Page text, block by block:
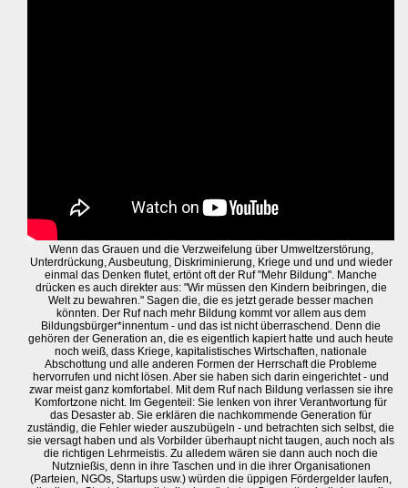
Wenn das Grauen und die Verzweifelung über Umweltzerstörung,
Unterdrückung, Ausbeutung, Diskriminierung, Kriege und und und wieder
einmal das Denken flutet, ertönt oft der Ruf "Mehr Bildung". Manche
drücken es auch direkter aus: "Wir müssen den Kindern beibringen, die
Welt zu bewahren." Sagen die, die es jetzt gerade besser machen
könnten. Der Ruf nach mehr Bildung kommt vor allem aus dem
Bildungsbürger*innentum - und das ist nicht überraschend. Denn die
gehören der Generation an, die es eigentlich kapiert hatte und auch heute
noch weiß, dass Kriege, kapitalistisches Wirtschaften, nationale
Abschottung und alle anderen Formen der Herrschaft die Probleme
hervorrufen und nicht lösen. Aber sie haben sich darin eingerichtet - und
zwar meist ganz komfortabel. Mit dem Ruf nach Bildung verlassen sie ihre
Komfortzone nicht. Im Gegenteil: Sie lenken von ihrer Verantwortung für
das Desaster ab. Sie erklären die nachkommende Generation für
zuständig, die Fehler wieder auszubügeln - und betrachten sich selbst, die
sie versagt haben und als Vorbilder überhaupt nicht taugen, auch noch als
die richtigen Lehrmeistis. Zu alledem wären sie dann auch noch die
Nutznießis, denn in ihre Taschen und in die ihrer Organisationen
(Parteien, NGOs, Startups usw.) würden die üppigen Fördergelder laufen,